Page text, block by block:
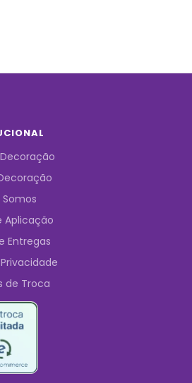
Aplicação
Entregas
de Troca